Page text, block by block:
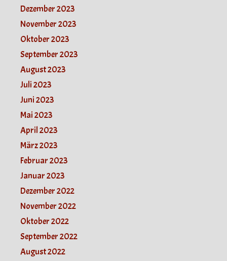
Dezember 2023
November 2023
Oktober 2023
September 2023
August 2023
Juli 2023
Juni 2023
Mai 2023
April 2023
März 2023
Februar 2023
Januar 2023
Dezember 2022
November 2022
Oktober 2022
September 2022
August 2022